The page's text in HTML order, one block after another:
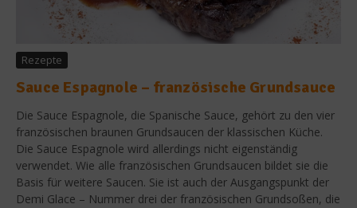
Rezepte
Sauce Espagnole – französische Grundsauce
Die Sauce Espagnole, die Spanische Sauce, gehört zu den vier
französischen braunen Grundsaucen der klassischen Küche.
Die Sauce Espagnole wird allerdings nicht eigenständig
verwendet. Wie alle französischen Grundsaucen bildet sie die
Basis für weitere Saucen. Sie ist auch der Ausgangspunkt der
Demi Glace – Nummer drei der französischen Grundsoßen, die